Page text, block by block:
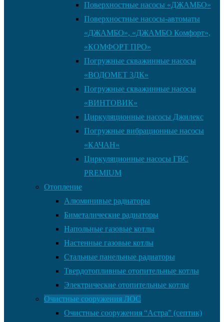
Поверхностные насосы «ДЖАМБО»
Поверхностные насосы-автоматы
«ДЖАМБО», «ДЖАМБО Комфорт»,
«КОМФОРТ ПРО»
Погружные скважинные насосы
«ВОДОМЕТ 3ДК»
Погружные скважинные насосы
«ВИНТОВИК»
Циркуляционные насосы Джилекс
Погружные вибрационные насосы
«КАЧАН»
Циркуляционные насосы ГВС
PREMIUM
Отопление
Алюминивые радиаторы
Биметалические радиаторы
Напольные газовые котлы
Настенные газовые котлы
Стальные панельные радиаторы
Твердотопливные отопительные котлы
Электрические отопительные котлы
Очистные сооружения ЛОС
Очистные сооружения “Астра” (септик)